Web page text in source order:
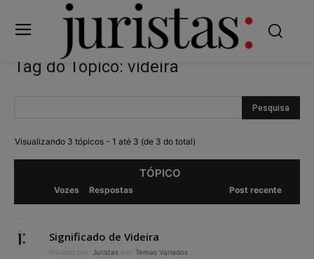
Tag do Tópico: videira
Visualizando 3 tópicos - 1 até 3 (de 3 do total)
TÓPICO
Vozes Respostas Post recente
Significado de Videira
Iniciado por: Juristas em: Temas Variados